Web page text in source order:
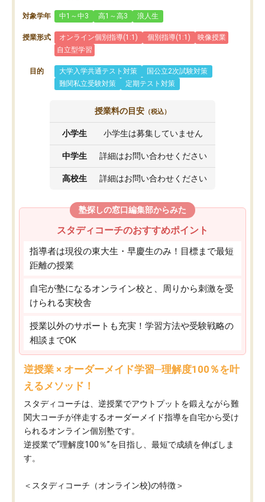
対象学年 中1～中3 高1～高3 浪人生
授業形式 オンライン個別指導(1:1) 個別指導(1:1)
映像授業
自立型学習
目的 大学入学共通テスト対策
国公立2次試験対策
難関私立受験対策
定期テスト対策
授業料の目安 （税込）
小学生 小学生は募集していません
中学生 詳細はお問い合わせください
高校生 詳細はお問い合わせください
塾探しの窓口編集部からみた
スタディコーチのおすすめポイント
指導者は現役の東大生・早慶生のみ！目標まで最短
距離の授業
自宅が塾になるオンライン校と、周りから刺激を受
けられる実校舎
授業以外のサポートも充実！学習方法や受験戦略の
相談までOK
逆授業 × オーダーメイド学習─理解度100％を叶
えるメソッド！
スタディコーチは、逆授業でアウトプットを鍛えながら難
関大コーチが伴走するオーダーメイド指導を自宅から受け
られるオンライン個別塾です。
逆授業で“理解度100％”を目指し、最短で成績を伸ばしま
す。
＜スタディコーチ（オンライン校)の特徴＞